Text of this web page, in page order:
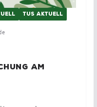
TUS AKTUELL
am